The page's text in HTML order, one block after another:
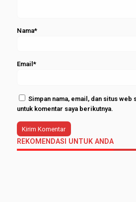
Nama*
Email*
Simpan nama, email, dan situs web
untuk komentar saya berikutnya.
REKOMENDASI UNTUK ANDA